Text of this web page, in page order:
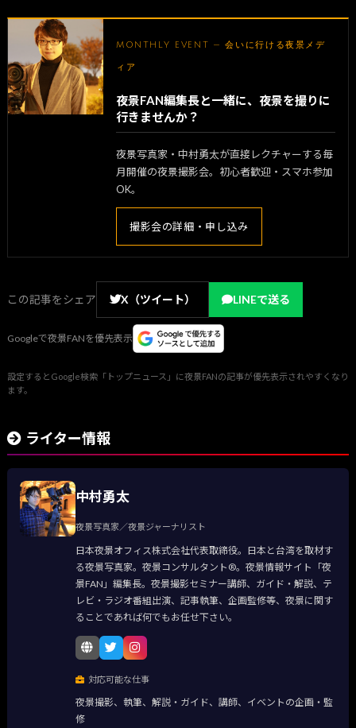
MONTHLY EVENT — 会いに行ける夜景メデ
ィア
夜景FAN編集長と一緒に、夜景を撮りに
行きませんか？
夜景写真家・中村勇太が直接レクチャーする毎
月開催の夜景撮影会。初心者歓迎・スマホ参加
OK。
撮影会の詳細・申し込み
この記事をシェア X（ツイート） LINEで送る
Googleで夜景FANを優先表示
設定するとGoogle検索「トップニュース」に夜景FANの記事が優先表示されやすくなり
ます。
ライター情報
中村勇太
夜景写真家／夜景ジャーナリスト
日本夜景オフィス株式会社代表取締役。日本と台湾を取材す
る夜景写真家。夜景コンサルタント®。夜景情報サイト「夜
景FAN」編集長。夜景撮影セミナー講師、ガイド・解説、テ
レビ・ラジオ番組出演、記事執筆、企画監修等、夜景に関す
ることであれば何でもお任せ下さい。
対応可能な仕事
夜景撮影、執筆、解説・ガイド、講師、イベントの企画・監
修